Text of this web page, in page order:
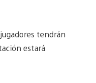
tendrán
estará